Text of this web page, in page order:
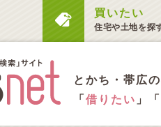
買いたい
住宅や土地を探
とかち・帯広
「借りたい 」「